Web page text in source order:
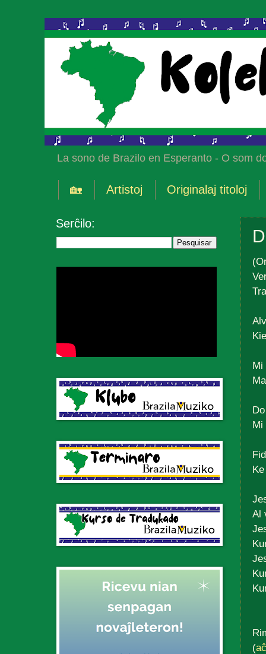
La sono de Brazilo en Esperanto - O som
🏡 Artistoj Originalaj titoloj
Mi
Mi
Al
(
Serĉilo: